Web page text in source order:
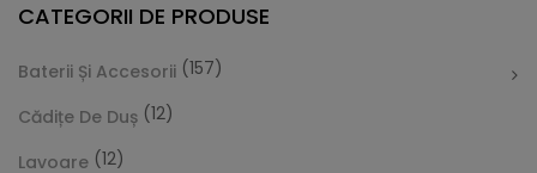
CATEGORII DE PRODUSE
Baterii Și Accesorii (157)
Cădițe De Duș (12)
Lavoare (12)